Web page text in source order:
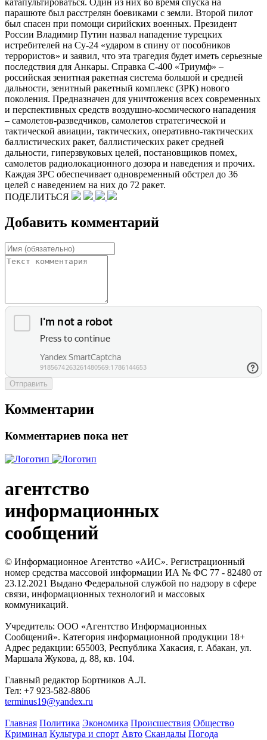
парашюте был расстрелян боевиками с земли. Второй пилот
был спасен при помощи сирийских военных. Президент
России Владимир Путин назвал нападение турецких
истребителей на Су-24 «ударом в спину от пособников
террористов» и заявил, что эта трагедия будет иметь серьезные
последствия для Анкары. Справка С-400 «Триумф» –
российская зенитная ракетная система большой и средней
дальности, зенитный ракетный комплекс (ЗРК) нового
поколения. Предназначен для уничтожения всех современных
и перспективных средств воздушно-космического нападения
– самолетов-разведчиков, самолетов стратегической и
тактической авиации, тактических, оперативно-тактических
баллистических ракет, баллистических ракет средней
дальности, гиперзвуковых целей, постановщиков помех,
самолетов радиолокационного дозора и наведения и прочих.
Каждая ЗРС обеспечивает одновременный обстрел до 36
целей с наведением на них до 72 ракет.
ПОДЕЛИТЬСЯ
Добавить комментарий
Отправить
Комментарии
Комментариев пока нет
агентство
информационных
сообщений
© Информационное Агентство «АИС». Регистрационный
номер средства массовой информации ИА № ФС 77 - 82480 от
23.12.2021 Выдано Федеральной службой по надзору в сфере
связи, информационных технологий и массовых
коммуникаций.
Учредитель: ООО «Агентство Информационных
Сообщений». Категория информационной продукции 18+
Адрес редакции: 655003, Республика Хакасия, г. Абакан, ул.
Маршала Жукова, д. 88, кв. 104.
Главный редактор Бортников А.Л.
Тел: +7 923-582-8806
terminus19@yandex.ru
Главная Политика Экономика Происшествия Общество
Криминал Культура и спорт Авто Скандалы Погода